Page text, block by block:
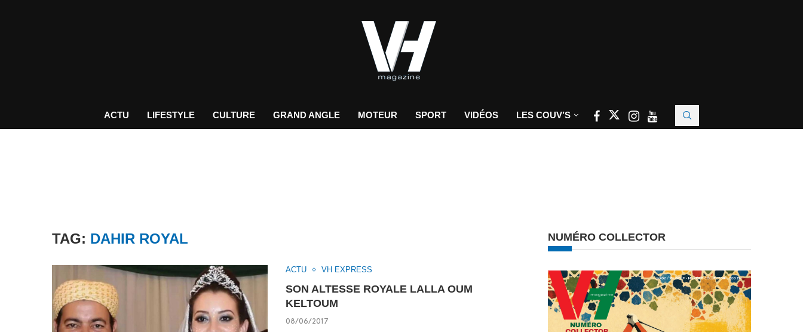
ACTU LIFESTYLE CULTURE GRAND ANGLE MOTEUR SPORT VIDÉOS LES COUV’S
TAG: DAHIR ROYAL
ACTU VH EXPRESS
SON ALTESSE ROYALE LALLA OUM
KELTOUM
08/06/2017
NUMÉRO COLLECTOR